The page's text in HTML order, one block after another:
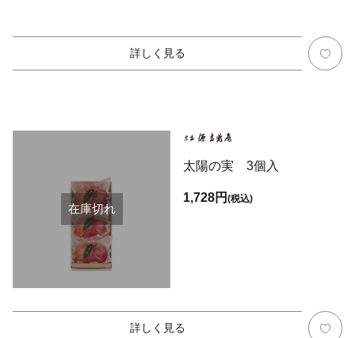
詳しく見る
在庫切れ
太陽の実 3個入
1,728円(税込)
詳しく見る